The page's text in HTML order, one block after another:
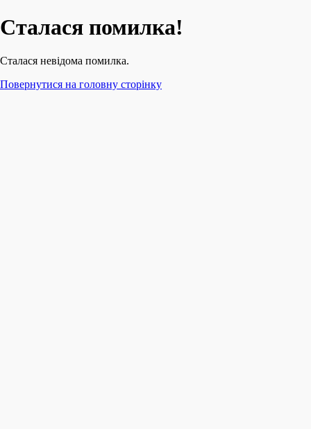
Сталася помилка!
Сталася невідома помилка.
Повернутися на головну сторінку